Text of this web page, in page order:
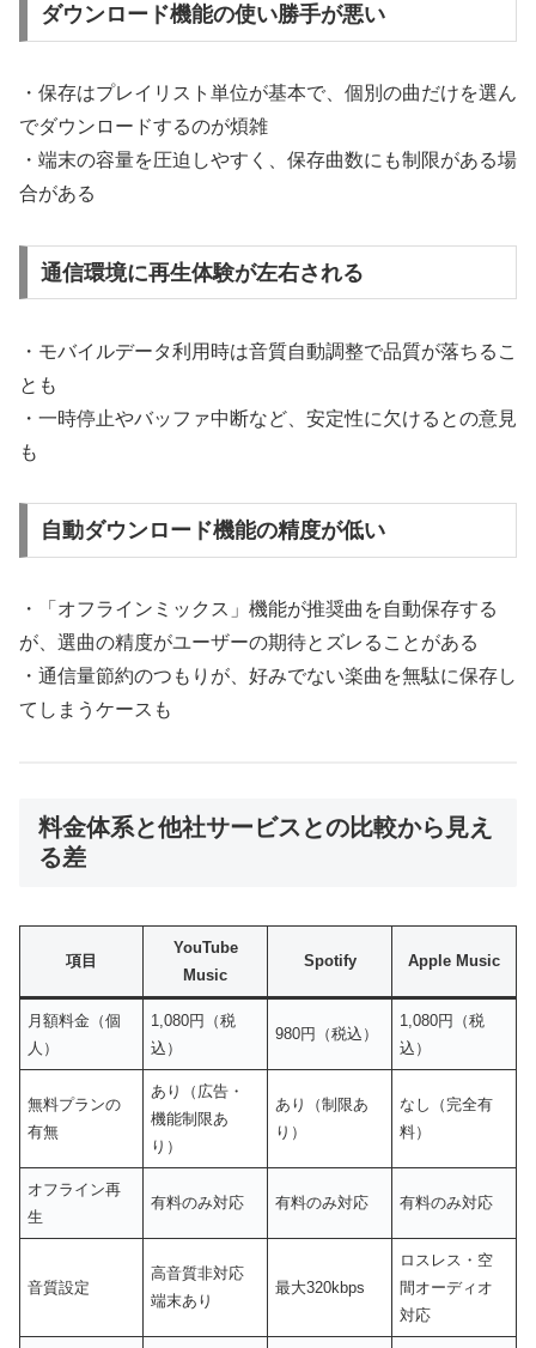
ダウンロード機能の使い勝手が悪い
・保存はプレイリスト単位が基本で、個別の曲だけを選ん
でダウンロードするのが煩雑
・端末の容量を圧迫しやすく、保存曲数にも制限がある場
合がある
通信環境に再生体験が左右される
・モバイルデータ利用時は音質自動調整で品質が落ちるこ
とも
・一時停止やバッファ中断など、安定性に欠けるとの意見
も
自動ダウンロード機能の精度が低い
・「オフラインミックス」機能が推奨曲を自動保存する
が、選曲の精度がユーザーの期待とズレることがある
・通信量節約のつもりが、好みでない楽曲を無駄に保存し
てしまうケースも
料金体系と他社サービスとの比較から見え
る差
項目
YouTube
Music
Spotify Apple Music
月額料金（個
人）
1,080円（税
込）
980円（税込）
1,080円（税
込）
無料プランの
有無
あり（広告・
機能制限あ
り）
あり（制限あ
り）
なし（完全有
料）
オフライン再
生
有料のみ対応 有料のみ対応 有料のみ対応
音質設定
高音質非対応
端末あり
最大320kbps
ロスレス・空
間オーディオ
対応